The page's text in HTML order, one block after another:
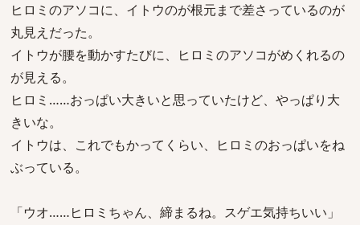
ヒロミのアソコに、イトウのが根元まで差さっているのが
丸見えだった。
イトウが腰を動かすたびに、ヒロミのアソコがめくれるの
が見える。
ヒロミ……おっぱい大きいと思っていたけど、やっぱり大
きいな。
イトウは、これでもかってくらい、ヒロミのおっぱいをね
ぶっている。
「ウオ……ヒロミちゃん、締まるね。スゲエ気持ちいい」